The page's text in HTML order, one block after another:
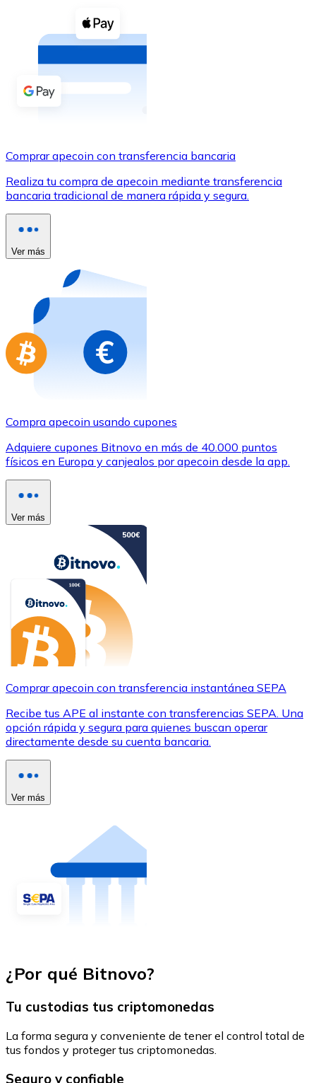
Compra criptomonedas con efectivo en tu tienda más
Comprar con efectivo
Transferencia SEPA
Utiliza tarjetas Visa y Mastercard para comprar
Comprar con tarjeta
Compra tarjetas regalo de tus marcas favoritas con
Ir a la tienda de tarjetas regalo
Comprar apecoin con transferencia bancaria
Realiza tu compra de apecoin mediante transferencia
bancaria tradicional de manera rápida y segura.
Ver más
Compra apecoin usando cupones
Adquiere cupones Bitnovo en más de 40.000 puntos
físicos en Europa y canjealos por apecoin desde la app.
Ver más
Comprar apecoin con transferencia instantánea SEPA
Recibe tus APE al instante con transferencias SEPA. Una
opción rápida y segura para quienes buscan operar
directamente desde su cuenta bancaria.
Ver más
¿Por qué Bitnovo?
Tu custodias tus criptomonedas
La forma segura y conveniente de tener el control total de
tus fondos y proteger tus criptomonedas.
Seguro y confiable